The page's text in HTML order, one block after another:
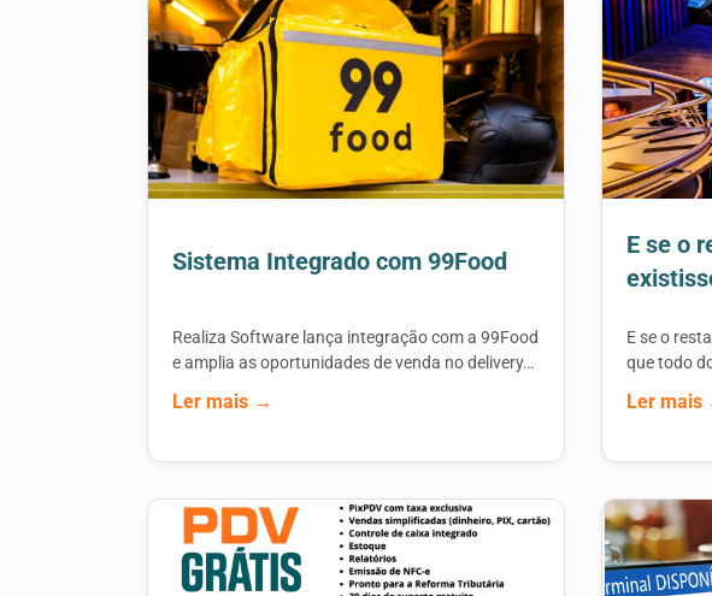
Sistema Integrado com 99Food
Realiza Software lança integração com a 99Food
e amplia as oportunidades de venda no delivery…
Ler mais →
E se o
E se o
que todo
Ler mais